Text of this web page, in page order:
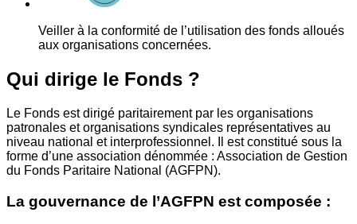
Veiller à la conformité de l’utilisation des fonds alloués
aux organisations concernées.
Qui dirige le Fonds ?
Le Fonds est dirigé paritairement par les organisations
patronales et organisations syndicales représentatives au
niveau national et interprofessionnel. Il est constitué sous la
forme d’une association dénommée : Association de Gestion
du Fonds Paritaire National (AGFPN).
La gouvernance de l’AGFPN est composée :